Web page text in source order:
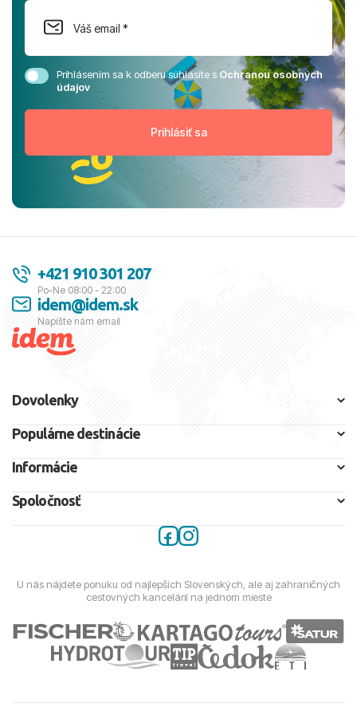
Prihlásením sa k odberu súhlasíte sOchranou osobných
údajov
+421 910 301 207
Po-Ne 08:00 - 22:00
idem@idem.sk
Napíšte nám email
Dovolenky
Populárne destinácie
Informácie
Spoločnosť
U nás nájdete ponuku od najlepších Slovenských, ale aj zahraničných
cestovných kancelárií na jednom mieste